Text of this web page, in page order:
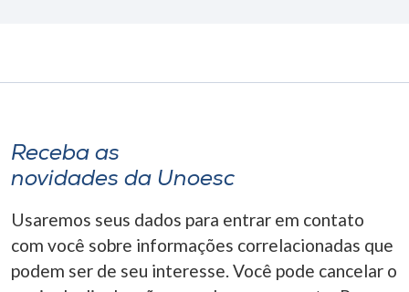
Receba as
novidades da Unoesc
Usaremos seus dados para entrar em contato
com você sobre informações correlacionadas que
podem ser de seu interesse. Você pode cancelar o